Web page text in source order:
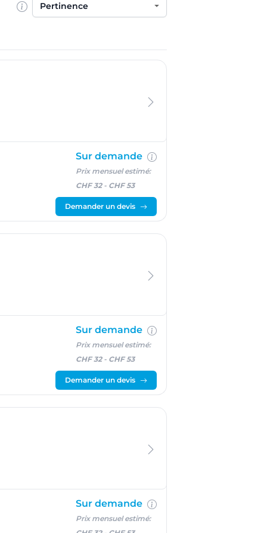
Trier par
Sur demande
Prix mensuel estimé:
CHF 32- CHF 53
Demander un devis
Sur demande
Prix mensuel estimé:
CHF 32- CHF 53
Demander un devis
Sur demande
Prix mensuel estimé: